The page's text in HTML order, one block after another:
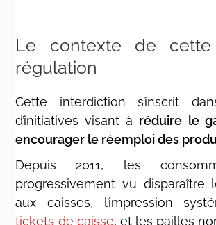
Le contexte de cette
régulation
Cette interdiction s’inscrit
d’initiatives visant à réduire le
encourager le réemploi des
Depuis 2011, les
progressivement vu disparaître
aux caisses, l’impression
tickets de caisse, et les pailles